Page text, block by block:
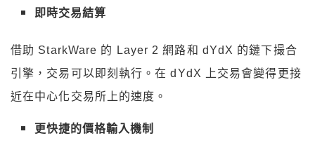
即時交易結算
借助 StarkWare 的 Layer 2 網路和 dYdX 的鏈下撮合
引擎，交易可以即刻執行。在 dYdX 上交易會變得更接
近在中心化交易所上的速度。
更快捷的價格輸入機制